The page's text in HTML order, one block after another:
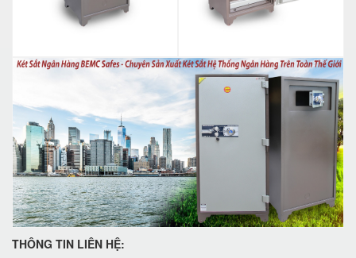
THÔNG TIN LIÊN HỆ: